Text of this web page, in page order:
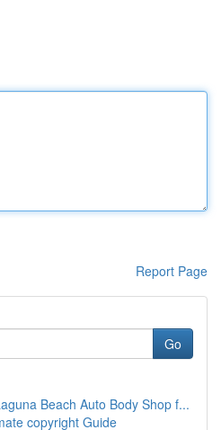
Report Page
Go
Beach Auto Body Shop f...
copyright Guide